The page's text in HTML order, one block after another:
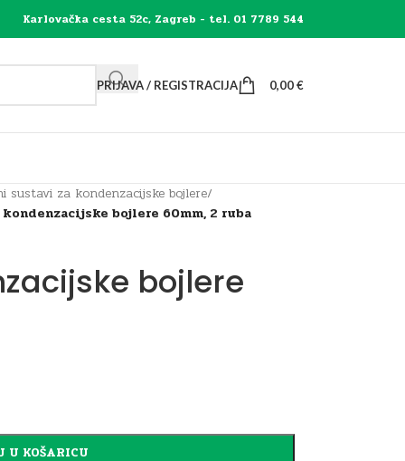
Karlovačka cesta 52c, Zagreb - tel. 01 7789 544
PRIJAVA / REGISTRACIJA 0,00€
sustavi za kondenzacijske bojlere/
bojlere 60mm, 2 ruba
bojlere
U KOŠARICU